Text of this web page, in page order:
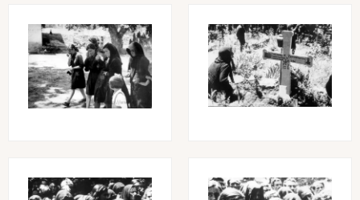
Image Image
Image Image